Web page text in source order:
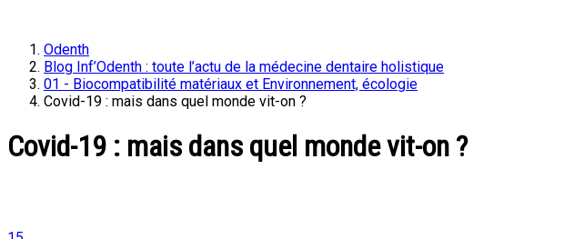
Odenth
Blog Inf’Odenth : toute l’actu de la médecine dentaire holistique
01 - Biocompatibilité matériaux et Environnement, écologie
Covid-19 : mais dans quel monde vit-on ?
Covid-19 : mais dans quel monde vit-on ?